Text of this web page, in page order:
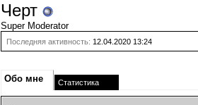
Черт
Super Moderator
Последняя активность: 12.04.2020 13:24
Обо мне Статистика